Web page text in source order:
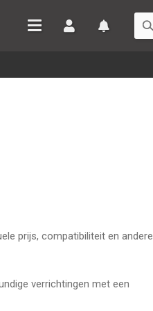
prijs, compatibiliteit en andere
verrichtingen met een